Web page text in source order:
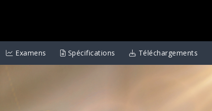
Examens Spécifications Téléchargements